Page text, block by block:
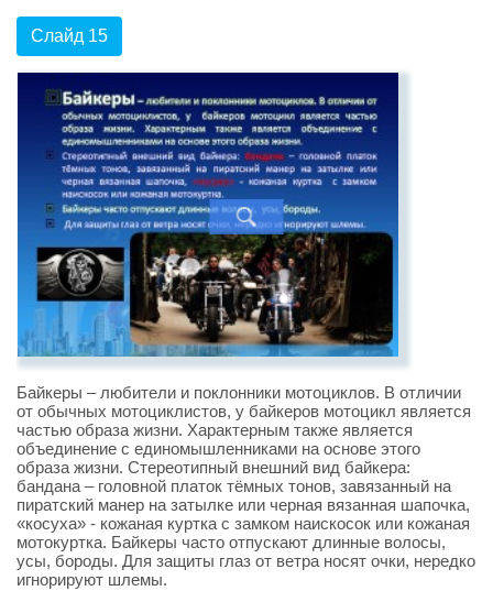
Слайд 15
Байкеры – любители и поклонники мотоциклов. В отличии
от обычных мотоциклистов, у байкеров мотоцикл является
частью образа жизни. Характерным также является
объединение с единомышленниками на основе этого
образа жизни. Стереотипный внешний вид байкера:
бандана – головной платок тёмных тонов, завязанный на
пиратский манер на затылке или черная вязанная шапочка,
«косуха» - кожаная куртка с замком наискосок или кожаная
мотокуртка. Байкеры часто отпускают длинные волосы,
усы, бороды. Для защиты глаз от ветра носят очки, нередко
игнорируют шлемы.